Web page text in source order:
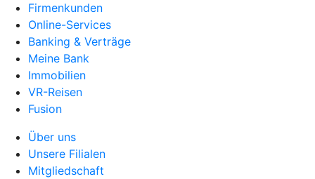
Firmenkunden
Online-Services
Banking & Verträge
Meine Bank
Immobilien
VR-Reisen
Fusion
Über uns
Unsere Filialen
Mitgliedschaft